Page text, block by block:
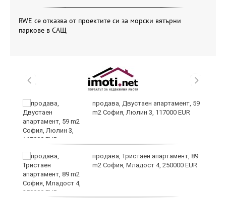
RWE се отказва от проектите си за морски вятърни
паркове в САЩ
продава, Двустаен апартамент, 59
m2 София, Люлин 3, 117000 EUR
продава, Тристаен апартамент, 89
m2 София, Младост 4, 250000 EUR